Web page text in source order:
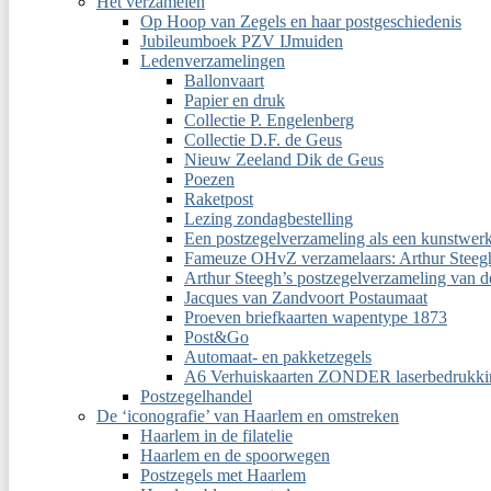
Op Hoop van Zegels en haar postgeschiedenis
Jubileumboek PZV IJmuiden
Ledenverzamelingen
Ballonvaart
Papier en druk
Collectie P. Engelenberg
Collectie D.F. de Geus
Nieuw Zeeland Dik de Geus
Poezen
Raketpost
Lezing zondagbestelling
Een postzegelverzameling als een
Fameuze OHvZ verzamelaars: Arthur
Arthur Steegh’s postzegelverzameling van
Jacques van Zandvoort Postaumaat
Proeven briefkaarten wapentype 1873
Post&Go
Automaat- en pakketzegels
A6 Verhuiskaarten ZONDER
Postzegelhandel
De ‘iconografie’ van Haarlem en omstreken
Haarlem in de filatelie
Haarlem en de spoorwegen
Postzegels met Haarlem